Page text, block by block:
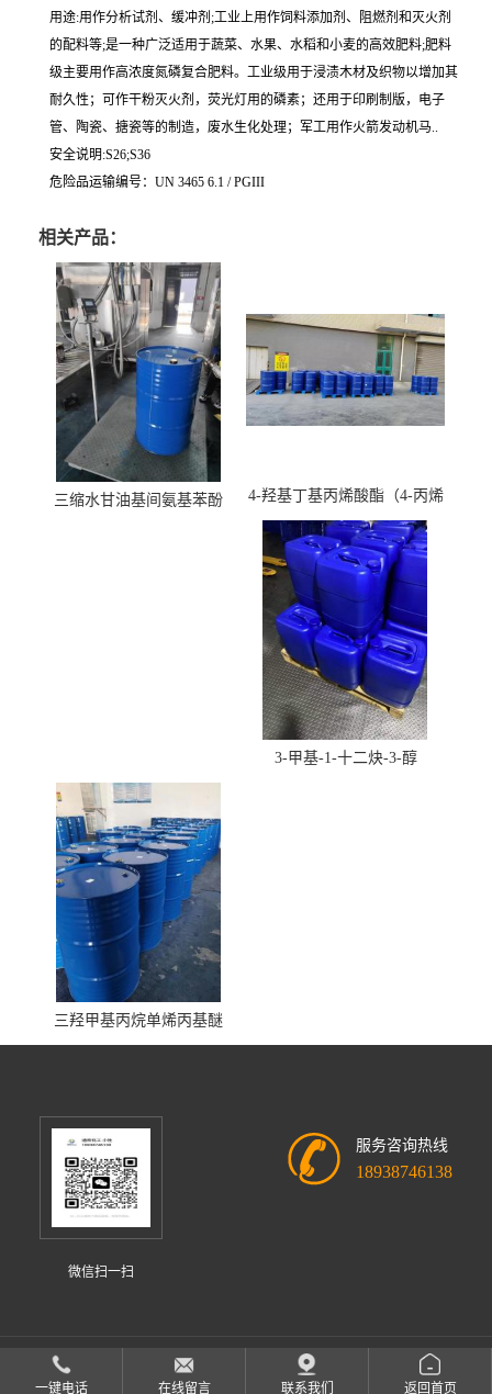
用途:用作分析试剂、缓冲剂;工业上用作饲料添加剂、阻燃剂和灭火剂
的配料等;是一种广泛适用于蔬菜、水果、水稻和小麦的高效肥料;肥料
级主要用作高浓度氮磷复合肥料。工业级用于浸渍木材及织物以增加其
耐久性；可作干粉灭火剂，荧光灯用的磷素；还用于印刷制版，电子
管、陶瓷、搪瓷等的制造，废水生化处理；军工用作火箭发动机马..
安全说明:S26;S36
危险品运输编号：UN 3465 6.1 / PGIII
相关产品：
三缩水甘油基间氨基苯酚
4-羟基丁基丙烯酸酯（4-丙烯
酸羟丁酯）
3-甲基-1-十二炔-3-醇
三羟甲基丙烷单烯丙基醚
微信扫一扫
服务咨询热线
18938746138
中山市迪欣化工有限公司版权所有 Copyright (©) 2026
一键电话
在线留言 联系我们 返回首页